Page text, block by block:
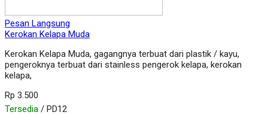
Pesan Langsung
Kerokan Kelapa Muda
Kerokan Kelapa Muda, gagangnya terbuat dari plastik / kayu,
pengeroknya terbuat dari stainless pengerok kelapa, kerokan
kelapa,
Rp 3.500
Tersedia / PD12